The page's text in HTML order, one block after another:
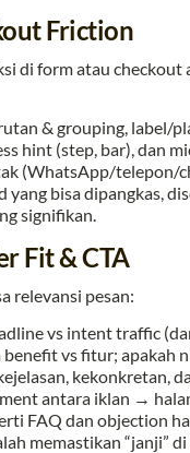
Friction
di form atau
& grouping, label/
hint (step, bar), dan
(WhatsApp/telepon/
bisa dipangkas,
signifikan.
Fit & CTA
relevansi pesan:
vs intent traffic
benefit vs fitur; apakah
kekonkretan,
antara iklan →
FAQ dan objection
memastikan “janji”